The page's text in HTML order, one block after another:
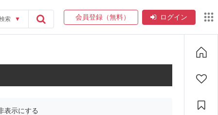
索 ▼ 会員登録（無料） ログイン
表示にする